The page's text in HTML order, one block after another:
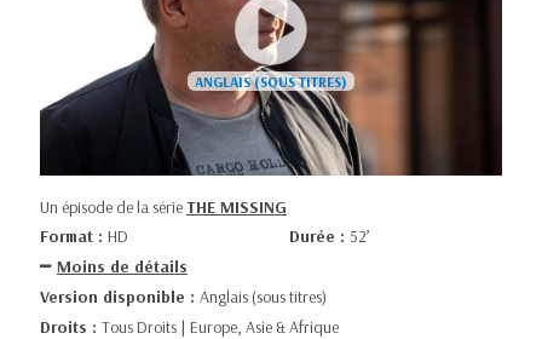
Un épisode de la sérieTHE MISSING
Format : HD Durée : 52’
Moins de détails
Version disponible : Anglais (sous titres)
Droits : Tous Droits | Europe, Asie & Afrique